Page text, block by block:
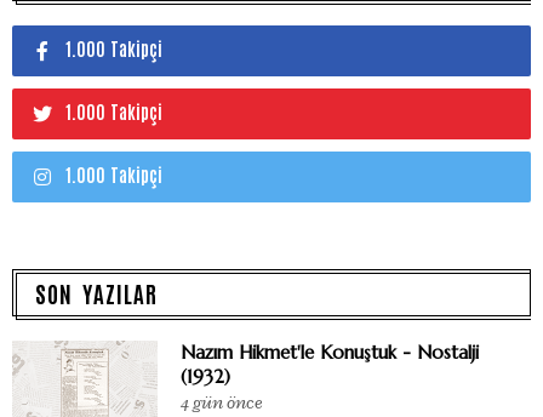
1.000 Takipçi
1.000 Takipçi
1.000 Takipçi
SON YAZILAR
Nazım Hikmet'le Konuştuk - Nostalji
(1932)
4 gün önce